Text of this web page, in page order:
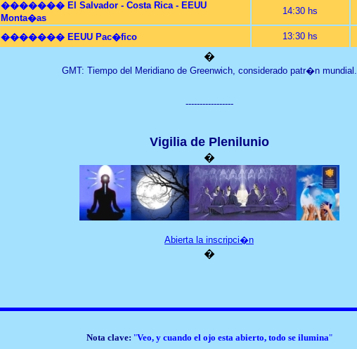
������� El Salvador - Costa Rica - EEUU
Monta�as
14:30 hs
������� EEUU Pac�fico 13:30 hs
�
GMT: Tiempo del Meridiano de Greenwich, considerado patr�n mundial.
-----------------
Vigiliade Plenilunio
�
Abierta la inscripci�n
�
Nota clave: "Veo, y cuando el ojo esta abierto, todo se ilumina"